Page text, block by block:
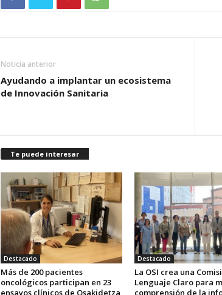
Noticia anterior
Ayudando a implantar un ecosistema
de Innovación Sanitaria
Te puede interesar
Destacado
Más de 200 pacientes
oncológicos participan en 23
ensayos clínicos de Osakidetza
Destacado
La OSI crea una
Lenguaje Claro para
comprensión de la